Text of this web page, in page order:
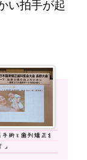
い拍手が起